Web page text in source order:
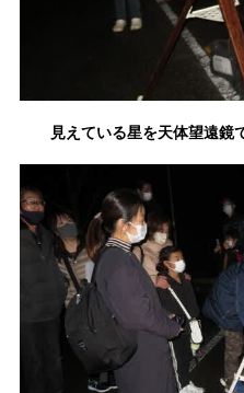
見えている星を天体望遠鏡で